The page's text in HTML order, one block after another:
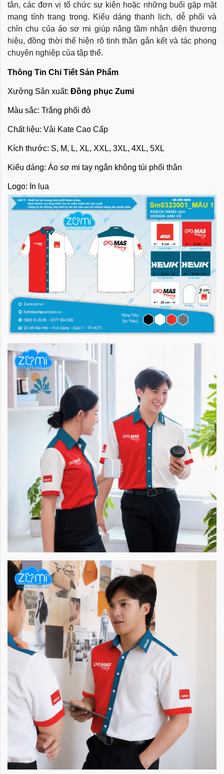
tân, các đơn vị tổ chức sự kiện hoặc những buổi gặp mặt
mang tính trang trọng. Kiểu dáng thanh lịch, dễ phối và
chỉn chu của áo sơ mi giúp nâng tầm nhận diện thương
hiệu, đồng thời thể hiện rõ tinh thần gắn kết và tác phong
chuyên nghiệp của tập thể.
Thông Tin Chi Tiết Sản Phẩm
Xưởng Sản xuất: Đồng phục Zumi
Màu sắc: Trắng phối đỏ
Chất liệu: Vải Kate Cao Cấp
Kích thước: S, M, L, XL, XXL, 3XL, 4XL, 5XL
Kiểu dáng: Áo sơ mi tay ngắn không túi phối thân
Logo: In lụa